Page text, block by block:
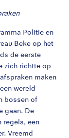
Politie en
Beke op het
de eerste
zich richtte op
maken
wereld
bossen of
gaan. De
regels, een
Vreemd